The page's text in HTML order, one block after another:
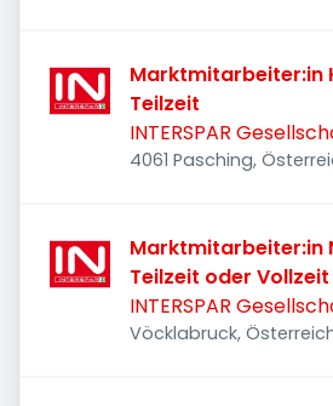
Marktmitarbeiter:in
Teilzeit
INTERSPAR
4061 Pasching,
Marktmitarbeiter:in
Teilzeit oder Vollzeit
INTERSPAR
Vöcklabruck,